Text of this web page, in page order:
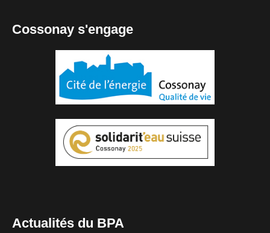
Cossonay s'engage
Actualités du BPA